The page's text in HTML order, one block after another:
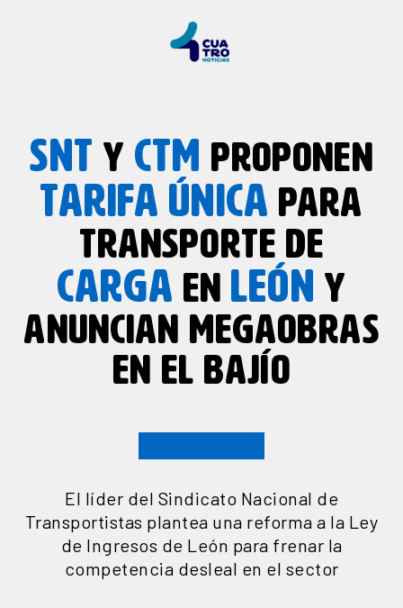
SNT Y CTM PROPONEN
TARIFA ÚNICA PARA
TRANSPORTE DE
CARGA EN LEÓN Y
ANUNCIAN MEGAOBRAS
EN EL BAJÍO
El líder del Sindicato Nacional de
Transportistas plantea una reforma a la Ley
de Ingresos de León para frenar la
competencia desleal en el sector